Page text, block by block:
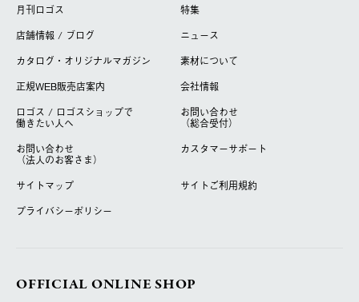
月刊ロゴス
特集
店舗情報 / ブログ
ニュース
カタログ・オリジナルマガジン
素材について
正規WEB販売店案内
会社情報
ロゴス / ロゴスショップで
働きたい人へ
お問い合わせ
（総合受付）
お問い合わせ
（法人のお客さま）
カスタマーサポート
サイトマップ
サイトご利用規約
プライバシーポリシー
OFFICIAL ONLINE SHOP